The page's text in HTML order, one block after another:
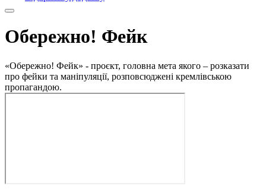
Обережно! Фейк
«Обережно! Фейк» - проєкт, головна мета якого – розказати
про фейки та маніпуляції, розповсюджені кремлівською
пропагандою.